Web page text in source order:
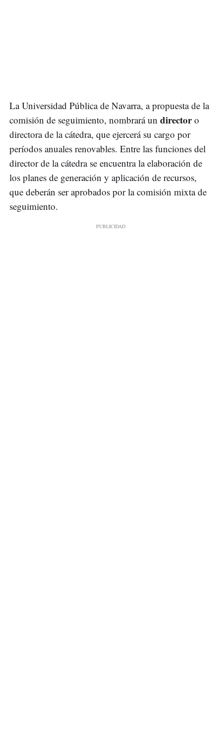
La Universidad Pública de Navarra, a propuesta de la
comisión de seguimiento, nombrará un directoro
directora de la cátedra, que ejercerá su cargo por
períodos anuales renovables. Entre las funciones del
director de la cátedra se encuentra la elaboración de
los planes de generación y aplicación de recursos,
que deberán ser aprobados por la comisión mixta de
seguimiento.